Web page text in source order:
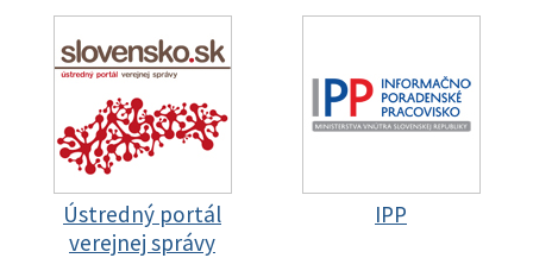
Ústredný portál
verejnej správy
IPP